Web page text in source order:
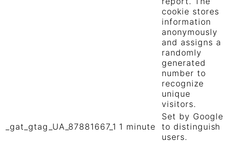
cookie stores
information
anonymously
and assigns a
randomly
generated
number to
recognize
unique
visitors.
_gat_gtag_UA_87881667_1 1 minute
Set by Google
to distinguish
users.